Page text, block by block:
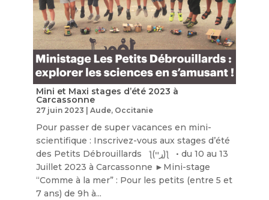
Mini et Maxi stages d’été 2023 à
Carcassonne
27 juin 2023 Aude, Occitanie
Pour passer de super vacances en mini-
scientifique : Inscrivez-vous aux stages d’été
des Petits Débrouillards ƪ(ړײ)‎ƪ​​ • du 10 au 13
Juillet 2023 à Carcassonne ►Mini-stage
“Comme à la mer” : Pour les petits (entre 5 et
7 ans) de 9h à...